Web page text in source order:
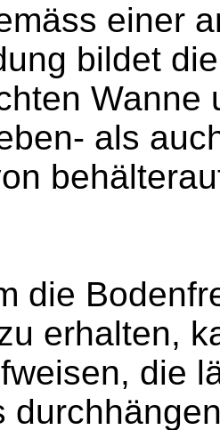
einer
bildet
Wanne
als
die
erhalten,
die